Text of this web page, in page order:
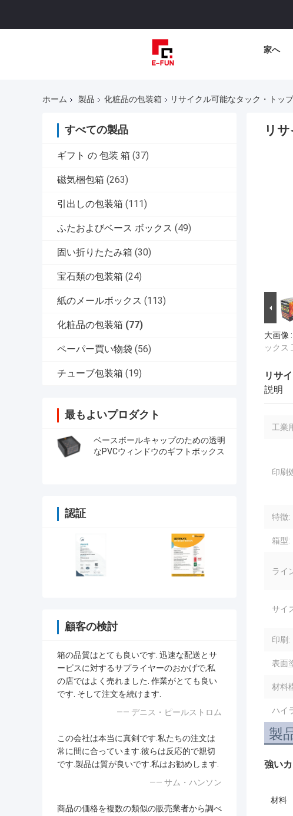
家へ
ホーム 製品 化粧品の包装箱 リサイクル可能なタック・トッ
すべての製品
ギフト の 包装 箱 (37)
磁気梱包箱 (263)
引出しの包装箱 (111)
ふたおよびベース ボックス (49)
固い折りたたみ箱 (30)
宝石類の包装箱 (24)
紙のメールボックス (113)
化粧品の包装箱 (77)
ペーパー買い物袋 (56)
チューブ包装箱 (19)
最もよいプロダクト
ベースボールキャップのための透明
なPVCウィンドウのギフトボックス
認証
顧客の検討
箱の品質はとても良いです. 迅速な配送とサ
ービスに対するサプライヤーのおかげで,私
の店ではよく売れました. 作業がとても良い
です. そして注文を続けます.
—— デニス・ピールストロム
この会社は本当に真剣です.私たちの注文は
常に間に合っています.彼らは反応的で親切
です.製品は質が良いです.私はお勧めします.
—— サム・ハンソン
商品の価格を複数の類似の販売業者から調べ
リ
大画像 :
ックス
リサ
説明
工業
印刷
特徴:
箱型:
ライ
サイ
印刷:
表面
材料
ハイ
製
強い
材料